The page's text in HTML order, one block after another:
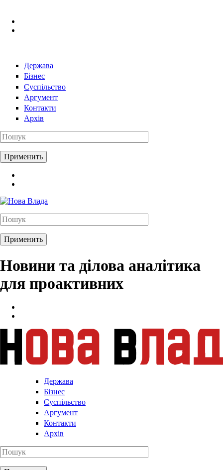
Держава
Бізнес
Суспільство
Аргумент
Контакти
Архів
Новини та ділова аналітика
для проактивних
Держава
Бізнес
Суспільство
Аргумент
Контакти
Архів